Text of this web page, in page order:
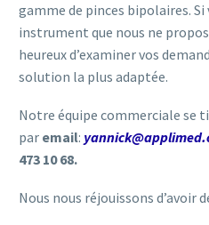
gamme de pinces bipolaires. Si
instrument que nous ne
heureux d’examiner vos
solution la plus adaptée.
Notre équipe commerciale se
par email:
473 10 68.
Nous nous réjouissons d’avoir